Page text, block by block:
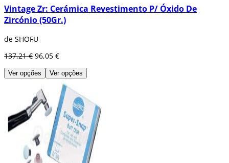
Vintage Zr: Cerámica Revestimento P/ Óxido De
Zircónio (50Gr.)
de SHOFU
137,21 € 96,05 €
Ver opções Ver opções